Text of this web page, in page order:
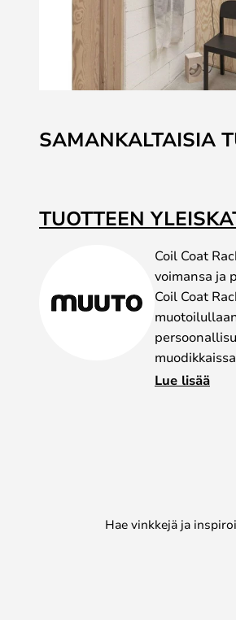
to
the
the
images
SAMANKALTAISIA
TUOTTEEN
Coil Coat
voimansa ja
Coil Coat
Lue lisää
Hae vinkkejä ja